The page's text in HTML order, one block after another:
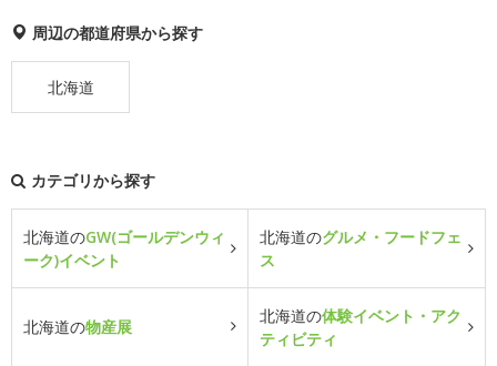
周辺の都道府県から探す
北海道
カテゴリから探す
北海道のGW(ゴールデンウィ
ーク)イベント
北海道のグルメ・フードフェ
ス
北海道の物産展
北海道の体験イベント・アク
ティビティ